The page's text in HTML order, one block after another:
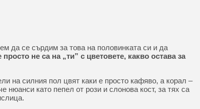
да се сърдим за това на половинката си и да
не са на „ти” с цветовете, какво остава за
на силния пол цвят каки е просто кафяво, а корал –
нюанси като пепел от рози и слонова кост, за тях са